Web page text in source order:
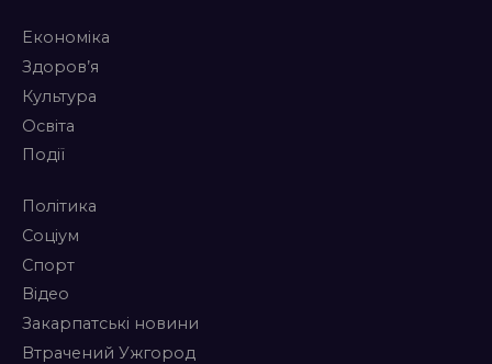
Економіка
Здоров’я
Культура
Освіта
Події
Політика
Соціум
Спорт
Відео
Закарпатські новини
Втрачений Ужгород